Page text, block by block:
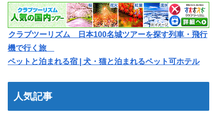
クラブツーリズム 日本100名城ツアーを探す列車・飛行
機で行く旅
ペットと泊まれる宿 | 犬・猫と泊まれるペット可ホテル
人気記事